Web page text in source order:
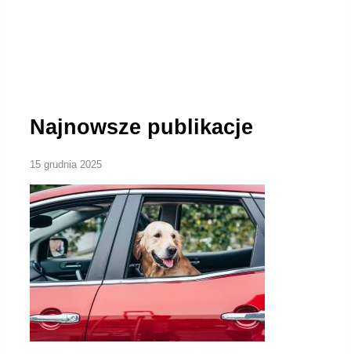
Najnowsze publikacje
15 grudnia 2025